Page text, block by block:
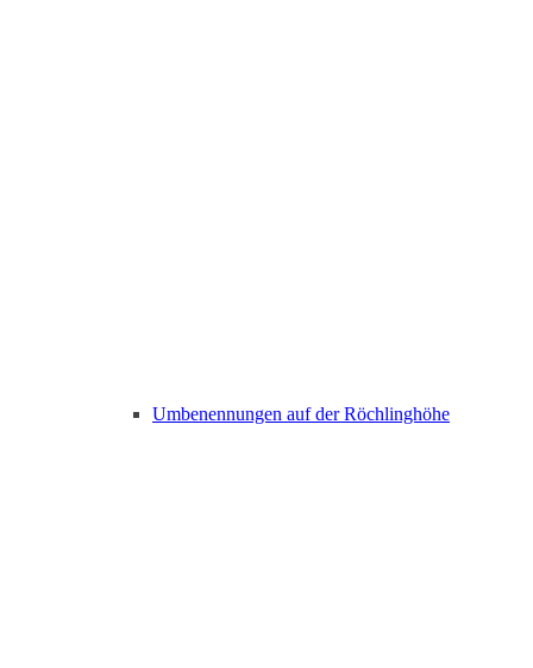
Umbenennungen auf der Röchlinghöhe